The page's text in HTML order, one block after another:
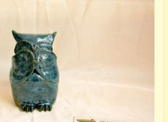
Сова «ничего не вижу»